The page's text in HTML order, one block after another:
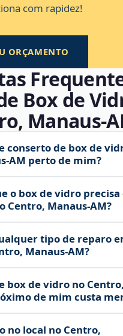
com rapidez!
ORÇAMENTO
Box de
conserto de box de
perto de mim?
o box de vidro precisa
Centro, Manaus‑AM?
tipo de reparo
Manaus‑AM?
box de vidro no Centro,
de mim custa
no local no Centro,